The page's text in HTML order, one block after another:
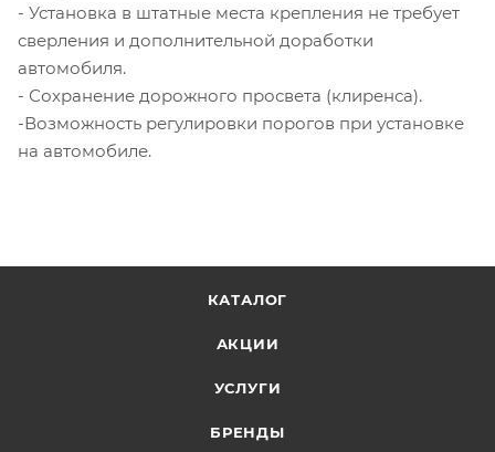
- Установка в штатные места крепления не требует
сверления и дополнительной доработки
автомобиля.
- Сохранение дорожного просвета (клиренса).
-Возможность регулировки порогов при установке
на автомобиле.
КАТАЛОГ
АКЦИИ
УСЛУГИ
БРЕНДЫ